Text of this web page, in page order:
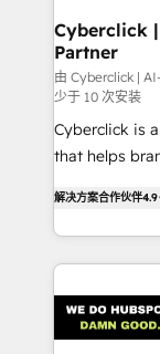
Cyberclick
Partner
由 Cyberclick |
少于 10 次安装
Cyberclick is
that helps
Barcelona
the UK, we
smarter
Iberia (Spain
with
解决方案合作伙伴4.9